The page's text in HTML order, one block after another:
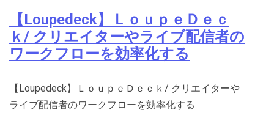
【Loupedeck】ＬｏｕｐｅＤｅｃ
ｋ/ クリエイターやライブ配信者の
ワークフローを効率化する
【Loupedeck】ＬｏｕｐｅＤｅｃｋ/ クリエイターや
ライブ配信者のワークフローを効率化する